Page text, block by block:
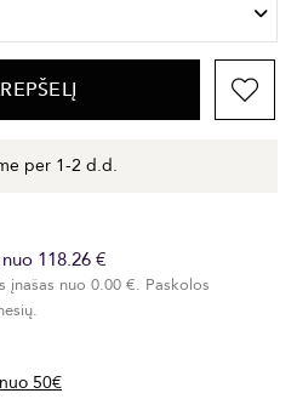
per 1-2 d.d.
118.26 €
įnašas nuo 0.00 €. Paskolos
50€